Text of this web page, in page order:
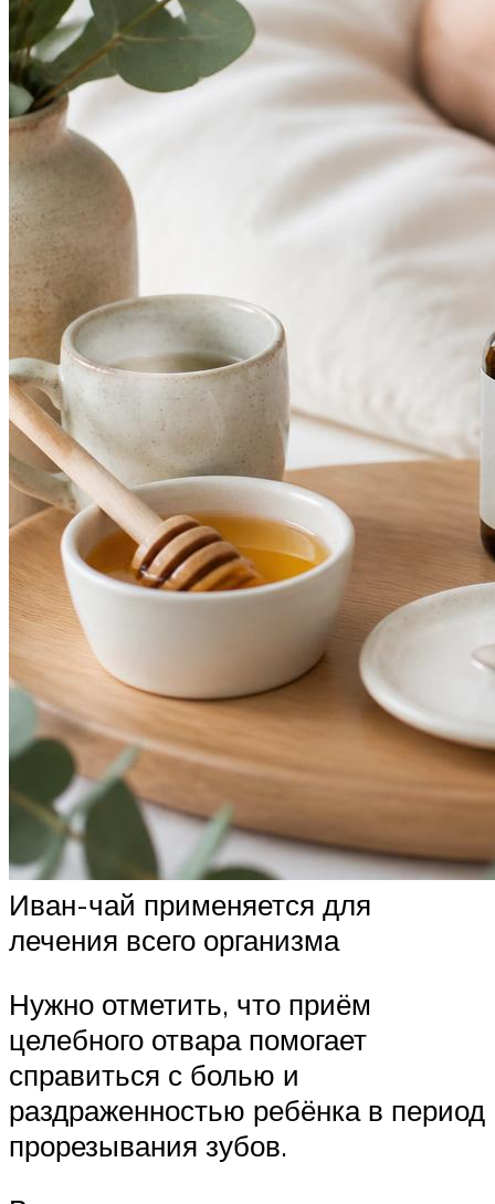
Иван-чай применяется для
лечения всего организма
Нужно отметить, что приём
целебного отвара помогает
справиться с болью и
раздраженностью ребёнка в период
прорезывания зубов.